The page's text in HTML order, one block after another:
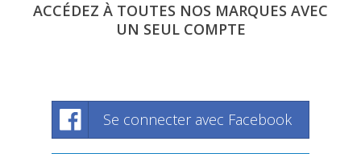
ACCÉDEZ À TOUTES NOS MARQUES AVEC
UN SEUL COMPTE
Se connecter avec Facebook